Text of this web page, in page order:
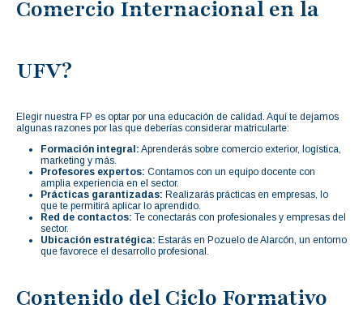
Comercio Internacional en la
UFV?
Elegir nuestra FP es optar por una educación de calidad. Aquí te dejamos
algunas razones por las que deberías considerar matricularte:
Formación integral: Aprenderás sobre comercio exterior, logística,
marketing y más.
Profesores expertos: Contamos con un equipo docente con
amplia experiencia en el sector.
Prácticas garantizadas: Realizarás prácticas en empresas, lo
que te permitirá aplicar lo aprendido.
Red de contactos: Te conectarás con profesionales y empresas del
sector.
Ubicación estratégica: Estarás en Pozuelo de Alarcón, un entorno
que favorece el desarrollo profesional.
Contenido del Ciclo Formativo